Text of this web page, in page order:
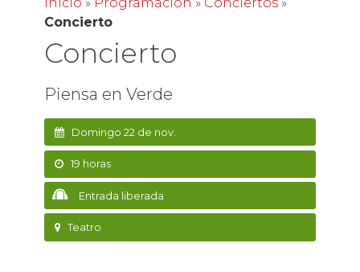
Concierto
Concierto
Piensa en Verde
Domingo 22 de nov.
19 horas
Entrada liberada
Teatro